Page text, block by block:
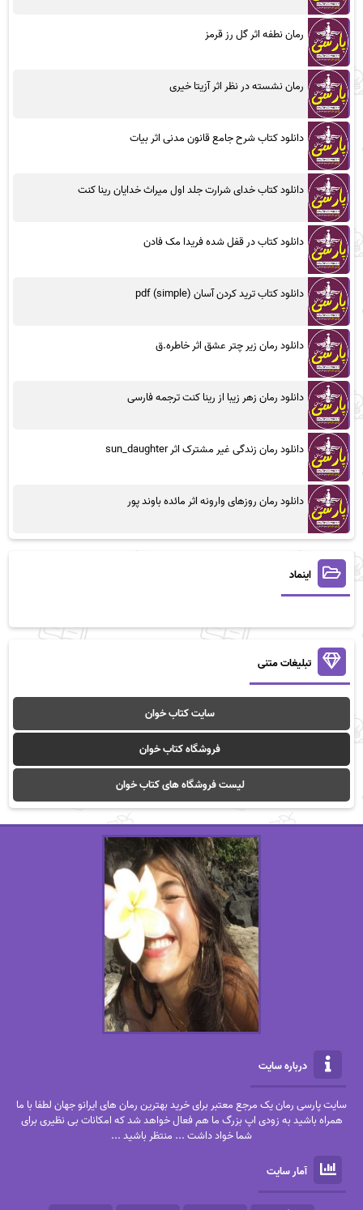
رمان نطفه اثر گل رز قرمز
رمان نشسته در نظر اثر آزیتا خیری
دانلود کتاب شرح جامع قانون مدنی اثر بیات
دانلود کتاب خدای شرارت جلد اول میراث خدایان رینا کنت
دانلود کتاب در قفل شده فریدا مک فادن
دانلود کتاب ترید کردن آسان (simple) pdf
دانلود رمان زیر چتر عشق اثر خاطره.ق
دانلود رمان زهر زیبا از رینا کنت ترجمه فارسی
دانلود رمان زندگی غیر مشترک اثر sun_daughter
دانلود رمان روزهای وارونه اثر مائده باوند پور
اینماد
تبلیغات متنی
سایت کتاب خوان
فروشگاه کتاب خوان
لیست فروشگاه های کتاب خوان
درباره سایت
سایت پارسی رمان یک مرجع معتبر برای خرید بهترین رمان های ایرانو جهان لطفا با ما
همراه باشید به زودی اپ بزرگ ما هم فعال خواهد شد که امکانات بی نظیری برای
شما خواد داشت ... منتظر باشید ...
آمار سایت